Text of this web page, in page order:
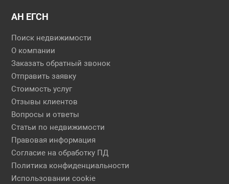
АН ЕГСН
Поиск недвижимости
О компании
Заказать обратный звонок
Отправить заявку
Стоимость услуг
Отзывы клиентов
Вопросы и ответы
Статьи по недвижимости
Правовая информация
Согласие на обработку ПД
Политика конфиденциальности
Использовании cookie